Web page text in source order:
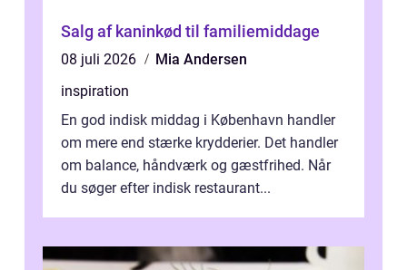
Salg af kaninkød til familiemiddage
08 juli 2026
Mia Andersen
inspiration
En god indisk middag i København handler
om mere end stærke krydderier. Det handler
om balance, håndværk og gæstfrihed. Når
du søger efter indisk restaurant...